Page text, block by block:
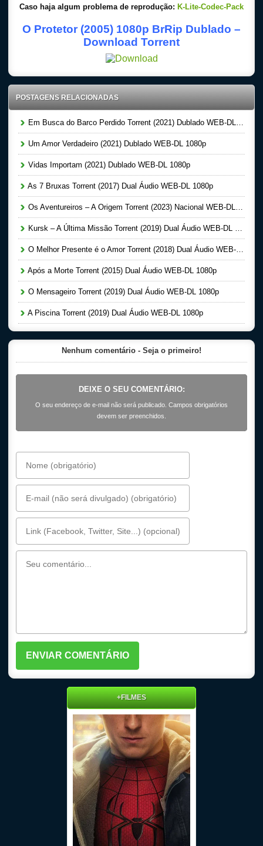
Caso haja algum problema de reprodução: K-Lite-Codec-Pack
O Protetor (2005) 1080p BrRip Dublado –
Download Torrent
POSTAGENS RELACIONADAS
Em Busca do Barco Perdido Torrent (2021) Dublado WEB-DL 1080p
Um Amor Verdadeiro (2021) Dublado WEB-DL 1080p
Vidas Importam (2021) Dublado WEB-DL 1080p
As 7 Bruxas Torrent (2017) Dual Áudio WEB-DL 1080p
Os Aventureiros – A Origem Torrent (2023) Nacional WEB-DL 1080p
Kursk – A Última Missão Torrent (2019) Dual Áudio WEB-DL 1080p
O Melhor Presente é o Amor Torrent (2018) Dual Áudio WEB-DL 1080p
Após a Morte Torrent (2015) Dual Áudio WEB-DL 1080p
O Mensageiro Torrent (2019) Dual Áudio WEB-DL 1080p
A Piscina Torrent (2019) Dual Áudio WEB-DL 1080p
Nenhum comentário - Seja o primeiro!
DEIXE O SEU COMENTÁRIO:
O seu endereço de e-mail não será publicado. Campos obrigatórios
devem ser preenchidos.
+FILMES